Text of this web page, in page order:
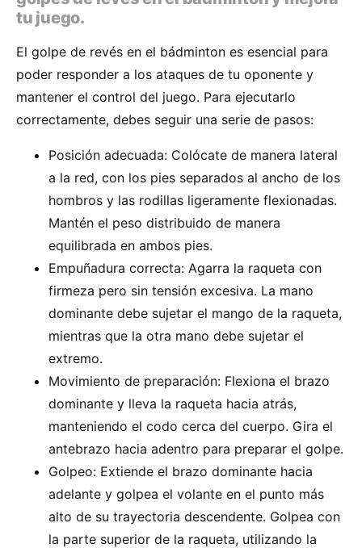
tu juego.
El golpe de revés en el bádminton es esencial para
poder responder a los ataques de tu oponente y
mantener el control del juego. Para ejecutarlo
correctamente, debes seguir una serie de pasos:
Posición adecuada: Colócate de manera lateral
a la red, con los pies separados al ancho de los
hombros y las rodillas ligeramente flexionadas.
Mantén el peso distribuido de manera
equilibrada en ambos pies.
Empuñadura correcta: Agarra la raqueta con
firmeza pero sin tensión excesiva. La mano
dominante debe sujetar el mango de la raqueta,
mientras que la otra mano debe sujetar el
extremo.
Movimiento de preparación: Flexiona el brazo
dominante y lleva la raqueta hacia atrás,
manteniendo el codo cerca del cuerpo. Gira el
antebrazo hacia adentro para preparar el golpe.
Golpeo: Extiende el brazo dominante hacia
adelante y golpea el volante en el punto más
alto de su trayectoria descendente. Golpea con
la parte superior de la raqueta, utilizando la